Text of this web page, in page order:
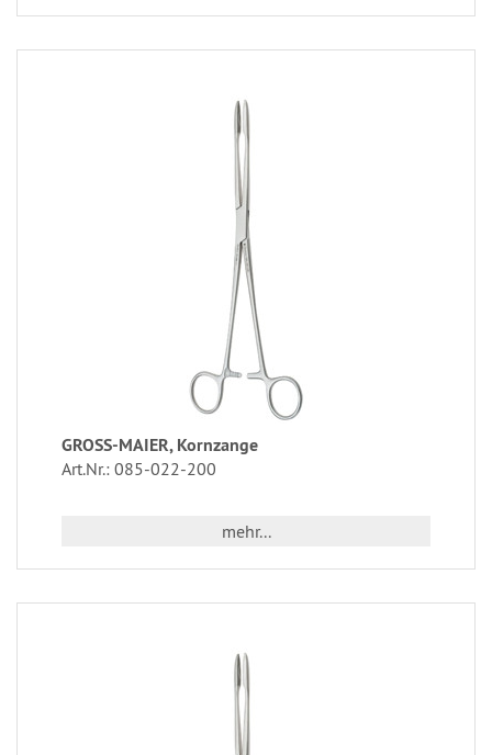
GROSS-MAIER, Kornzange
Art.Nr.: 085-022-200
mehr...